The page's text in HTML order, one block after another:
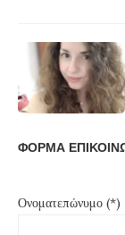
ΦΟΡΜΑ
Ονοματεπώνυμο (*)